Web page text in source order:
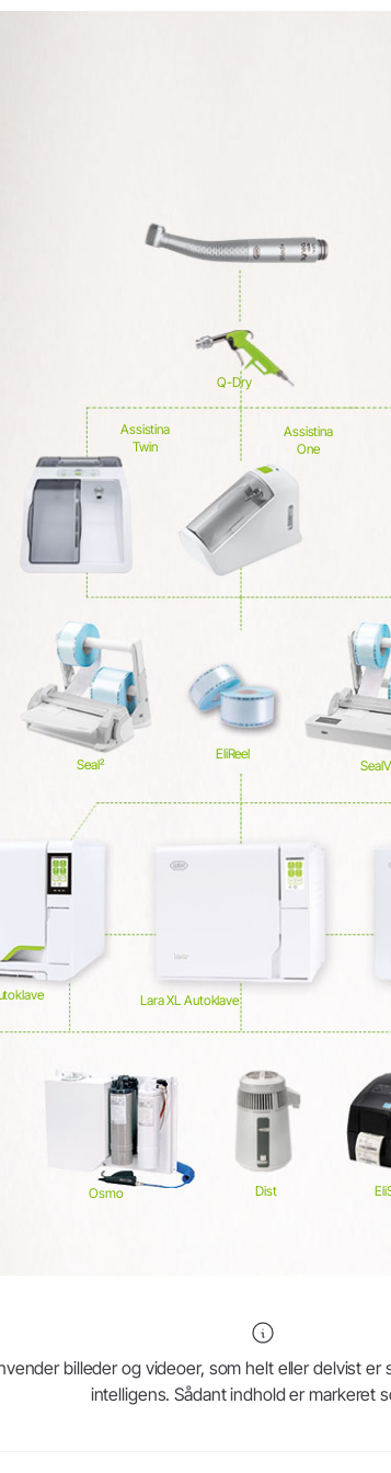
Assistina
Twin
Dist
Osmo
EliReel
Seal²
Assistina
One
Lara XL Autoklave
Q-Dry
billeder og videoer, som helt eller delvist
intelligens. Sådant indhold er markeret